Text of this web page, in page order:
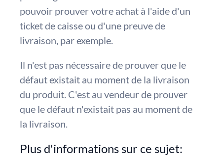
pouvoir prouver votre achat à l'aide d'un
ticket de caisse ou d'une preuve de
livraison, par exemple.
Il n'est pas nécessaire de prouver que le
défaut existait au moment de la livraison
du produit. C'est au vendeur de prouver
que le défaut n'existait pas au moment de
la livraison.
Plus d'informations sur ce sujet: